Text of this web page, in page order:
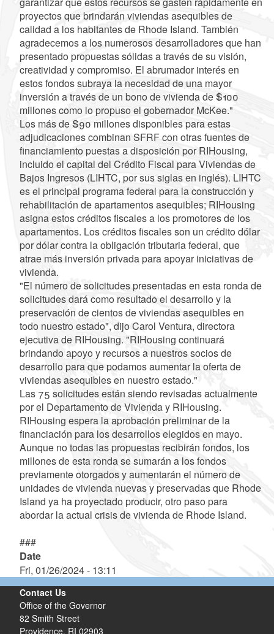
proyectos que brindarán viviendas asequibles de
calidad a los habitantes de Rhode Island. También
agradecemos a los numerosos desarrolladores que han
presentado propuestas sólidas a través de su visión,
creatividad y compromiso. El abrumador interés en
estos fondos subraya la necesidad de una mayor
inversión a través de un bono de vivienda de $100
millones como lo propuso el gobernador McKee."
Los más de $90 millones disponibles para estas
adjudicaciones combinan SFRF con otras fuentes de
financiamiento puestas a disposición por RIHousing,
incluido el capital del Crédito Fiscal para Viviendas de
Bajos Ingresos (LIHTC, por sus siglas en inglés). LIHTC
es el principal programa federal para la construcción y
rehabilitación de apartamentos asequibles; RIHousing
asigna estos créditos fiscales a los promotores de los
apartamentos. Los créditos fiscales son un crédito dólar
por dólar contra la obligación tributaria federal, que
atrae más inversión privada para apoyar iniciativas de
vivienda.
"El número de solicitudes presentadas en esta ronda de
solicitudes dará como resultado el desarrollo y la
preservación de cientos de viviendas asequibles en
todo nuestro estado", dijo Carol Ventura, directora
ejecutiva de RIHousing. "RIHousing continuará
brindando apoyo y recursos a nuestros socios de
desarrollo para que podamos aumentar la oferta de
viviendas asequibles en nuestro estado."
Las 75 solicitudes están siendo revisadas actualmente
por el Departamento de Vivienda y RIHousing.
RIHousing espera la aprobación preliminar de la
financiación para los desarrollos elegidos en mayo.
Aunque no todas las propuestas recibirán fondos, los
millones de esta ronda se sumarán a los fondos
previamente otorgados y aumentarán el número de
unidades de vivienda nuevas y preservadas que Rhode
Island ya ha proyectado producir, otro paso para
abordar la actual crisis de vivienda de Rhode Island.
###
Date
Fri, 01/26/2024 - 13:11
Contact Us
Office of the Governor
82 Smith Street
Providence, RI 02903